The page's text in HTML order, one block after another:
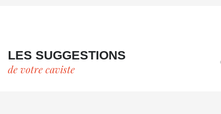
LES SUGGESTIONS
de votre caviste